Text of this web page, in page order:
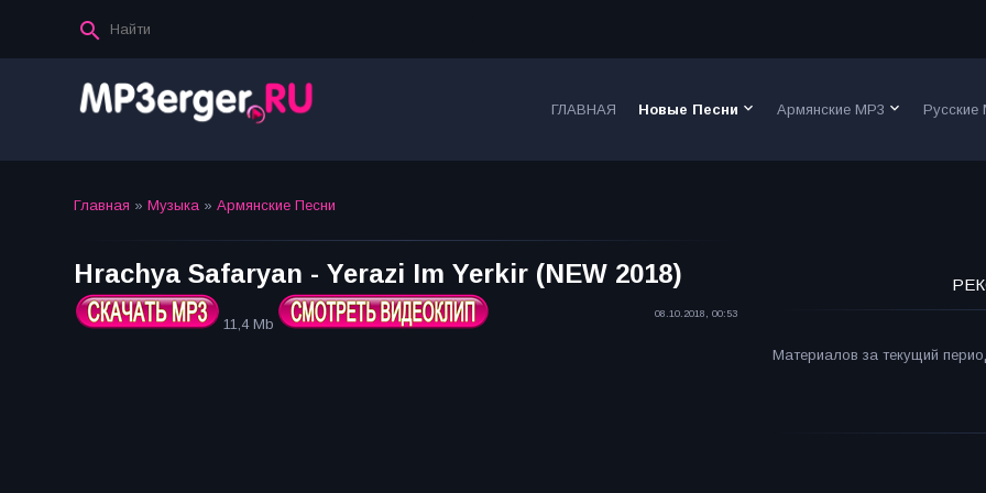
ГЛАВНАЯ Новые Песни keyboard_arrow_down Армянские MP3 keyboard_arrow_down Русские
Главная » Музыка » Армянские Песни
Hrachya Safaryan - Yerazi Im Yerkir (NEW 2018)
11,4 Mb
08.10.2018, 00:53
Материалов за текущий